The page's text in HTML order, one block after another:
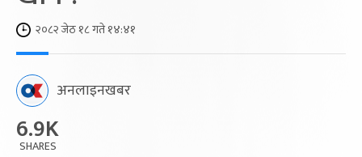
२०८२ जेठ १८ गते १४:४१
अनलाइनखबर
6.9K
SHARES